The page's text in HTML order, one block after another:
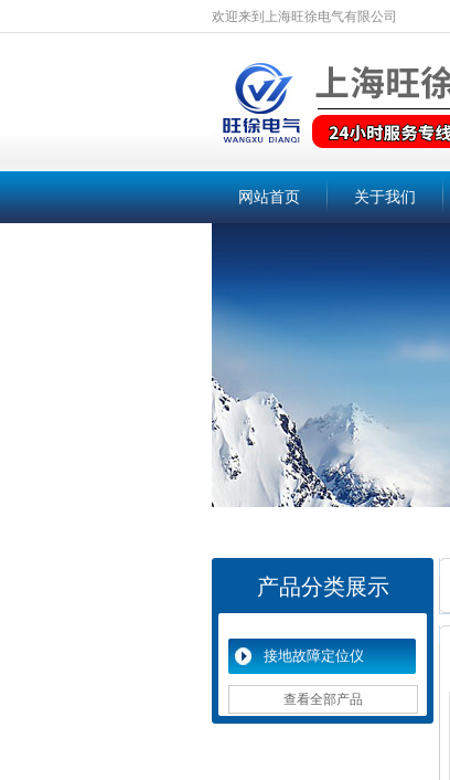
欢迎来到上海旺徐电气有限公司
网站首页 关于我们
产品分类展示
接地故障定位仪
查看全部产品